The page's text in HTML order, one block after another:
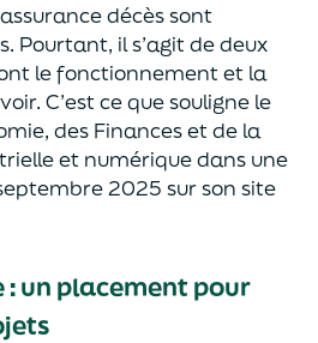
décès sont
. Pourtant, il s’agit de deux
le fonctionnement et la
C’est ce que souligne le
, des Financeset de la
ielle et numériquedans une
2025 sur son site
: un placement pour